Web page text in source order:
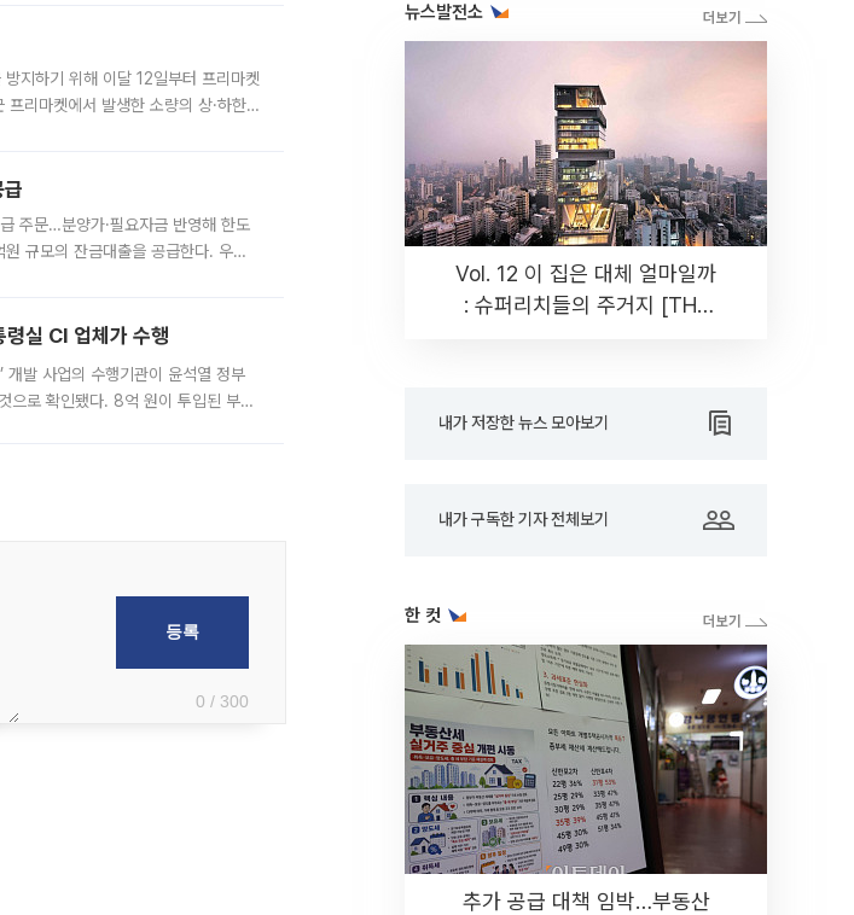
지하기 위해 이달 12일부터 프리마켓
리마켓에서 발생한 소량의 상·하한
주문…분양가·필요자금 반영해 한도
규모의 잔금대출을 공급한다. 우리
실 CI 업체가 수행
발 사업의 수행기관이 윤석열 정부
으로 확인됐다. 8억 원이 투입된 부산
0 / 300
뉴스발전소
Vol. 12 이 집은 대체 얼마일까
: 슈퍼리치들의 주거지 [THE
내가 저장한 뉴스 모아보기
내가 구독한 기자 전체보기
한 컷
추가 공급 대책 임박…부동산